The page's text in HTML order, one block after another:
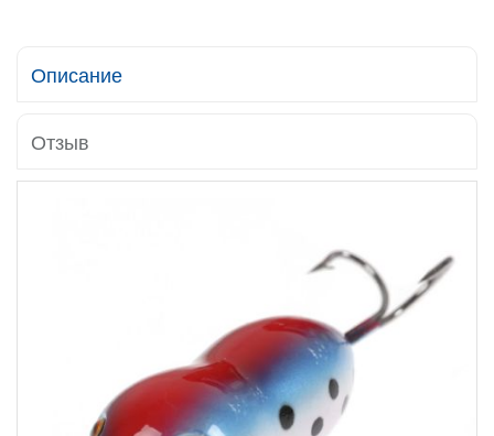
Описание
Отзыв